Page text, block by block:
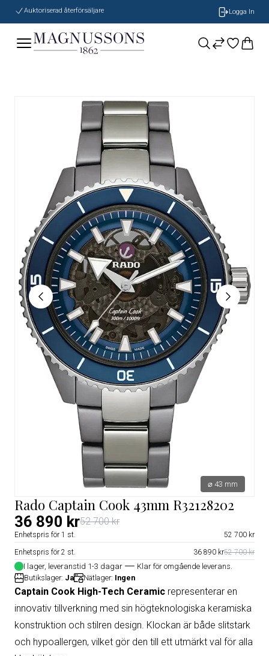
Auktoriserad återförsäljare Logga In
⌀ 43 mm
Rado Captain Cook 43mm R32128202
36 890 kr52 700 kr
Enhetspris för 1 st. 52 700 kr
Enhetspris för 2 st. 36 890 kr52 700 kr
I lager, leveranstid 1-3 dagar
Klar för omgående leverans.
Butikslager: Ja Nätlager: Ingen
Captain Cook High-Tech Ceramic representerar en
innovativ tillverkning med sin högteknologiska keramiska
konstruktion och stilren design. Klockan är både slitstark
och hypoallergen, vilket gör den till ett utmärkt val för alla